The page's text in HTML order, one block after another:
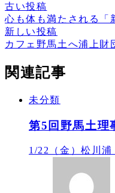
古い投稿
心も体も満たされる「
新しい投稿
カフェ野馬土へ浦上財
関連記事
未分類
第5回野馬土理
1/22（金）松川